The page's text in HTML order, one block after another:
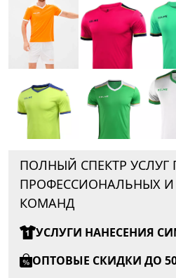
ПОЛНЫЙ СПЕКТР УСЛУГ
ПРОФЕССИОНАЛЬНЫХ
КОМАНД
УСЛУГИ НАНЕСЕНИЯ
ОПТОВЫЕ СКИДКИ ДО